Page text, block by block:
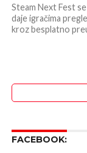
Steam Next Fest
daje igračima
kroz besplatno
FACEBOOK: